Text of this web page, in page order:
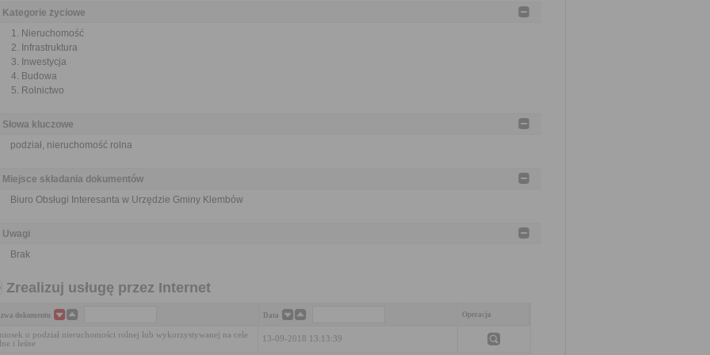
Kategorie życiowe
Nieruchomość
Infrastruktura
Inwestycja
Budowa
Rolnictwo
Słowa kluczowe
podział, nieruchomość rolna
Miejsce składania dokumentów
Biuro Obsługi Interesanta w Urzędzie Gminy Klembów
Uwagi
Brak
Zrealizuj usługę przez Internet
dokumentu Data Operacja
o podział nieruchomości rolnej lub wykorzystywanej na cele
i leśne
13-09-2018 13:13:39